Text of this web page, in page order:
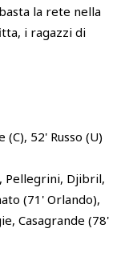
la rete nella
i ragazzi di
52' Russo (U)
Pellegrini, Djibril,
(71' Orlando),
Casagrande (78'